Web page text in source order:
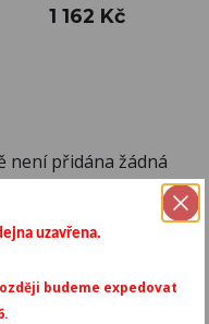
Cena
1 162 Kč
přidána žádná
tento produkt,
uzavřena.
budeme expedovat